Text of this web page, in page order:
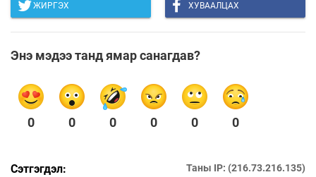
ЖИРГЭХ ХУВААЛЦАХ
Энэ мэдээ танд ямар санагдав?
0 0 0 0 0 0
Сэтгэгдэл: Таны IP: (216.73.216.135)